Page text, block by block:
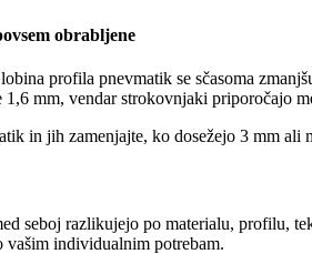
obrabljene
profila pnevmatik se sčasoma
mm, vendar strokovnjaki priporočajo
in jih zamenjajte, ko dosežejo 3 mm ali
seboj razlikujejo po materialu, profilu,
vašim individualnim potrebam.